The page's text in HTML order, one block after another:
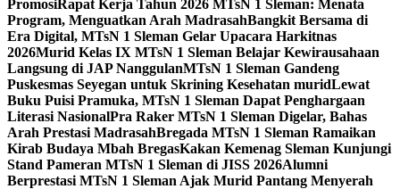
PromosiRapat Kerja Tahun 2026 MTsN 1 Sleman: Menata
Program, Menguatkan Arah MadrasahBangkit Bersama di
Era Digital, MTsN 1 Sleman Gelar Upacara Harkitnas
2026Murid Kelas IX MTsN 1 Sleman Belajar Kewirausahaan
Langsung di JAP NanggulanMTsN 1 Sleman Gandeng
Puskesmas Seyegan untuk Skrining Kesehatan muridLewat
Buku Puisi Pramuka, MTsN 1 Sleman Dapat Penghargaan
Literasi NasionalPra Raker MTsN 1 Sleman Digelar, Bahas
Arah Prestasi MadrasahBregada MTsN 1 Sleman Ramaikan
Kirab Budaya Mbah BregasKakan Kemenag Sleman Kunjungi
Stand Pameran MTsN 1 Sleman di JISS 2026Alumni
Berprestasi MTsN 1 Sleman Ajak Murid Pantang Menyerah